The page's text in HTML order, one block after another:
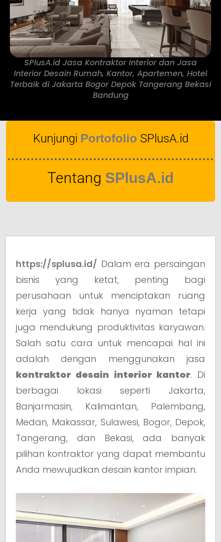
SPlusA.id Jasa Kontraktor Interior dan Jasa
Interior Desain Rumah, Kantor, Apartemen, Hotel
Terbaik di Jakarta Bogor Depok Tangerang Bekasi
Bandung
Kunjungi Portofolio SPlusA.id
Tentang SPlusA.id
https://splusa.id/ Dalam era persaingan
bisnis yang ketat, penting bagi
perusahaan untuk menciptakan ruang
kerja yang tidak hanya nyaman tetapi
juga mendukung produktivitas karyawan.
Salah satu cara untuk mencapai hal ini
adalah dengan menggunakan jasa
kontraktor desain interior kantor. Di
berbagai lokasi seperti Jakarta,
Banjarmasin, Kalimantan, Palembang,
Medan, Makassar, Sulawesi, Bogor, Depok,
Tangerang, dan Bekasi, ada banyak
pilihan kontraktor yang dapat membantu
Anda mewujudkan desain kantor impian.